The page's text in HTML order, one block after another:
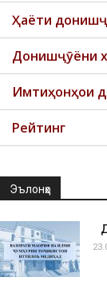
Ҳаёти
Донишҷӯёни
Имтиҳонҳои
Рейтинг
Эълонҳо